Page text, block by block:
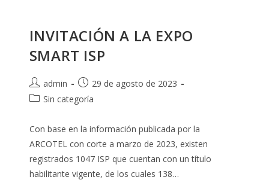
INVITACIÓN A LA EXPO
SMART ISP
Autor
de
admin
Publicación
de
la
29 de agosto de 2023
Categoría
la
entrada:
Sin categoría
Con base en la información publicada por la
ARCOTEL con corte a marzo de 2023, existen
registrados 1047 ISP que cuentan con un título
habilitante vigente, de los cuales 138…